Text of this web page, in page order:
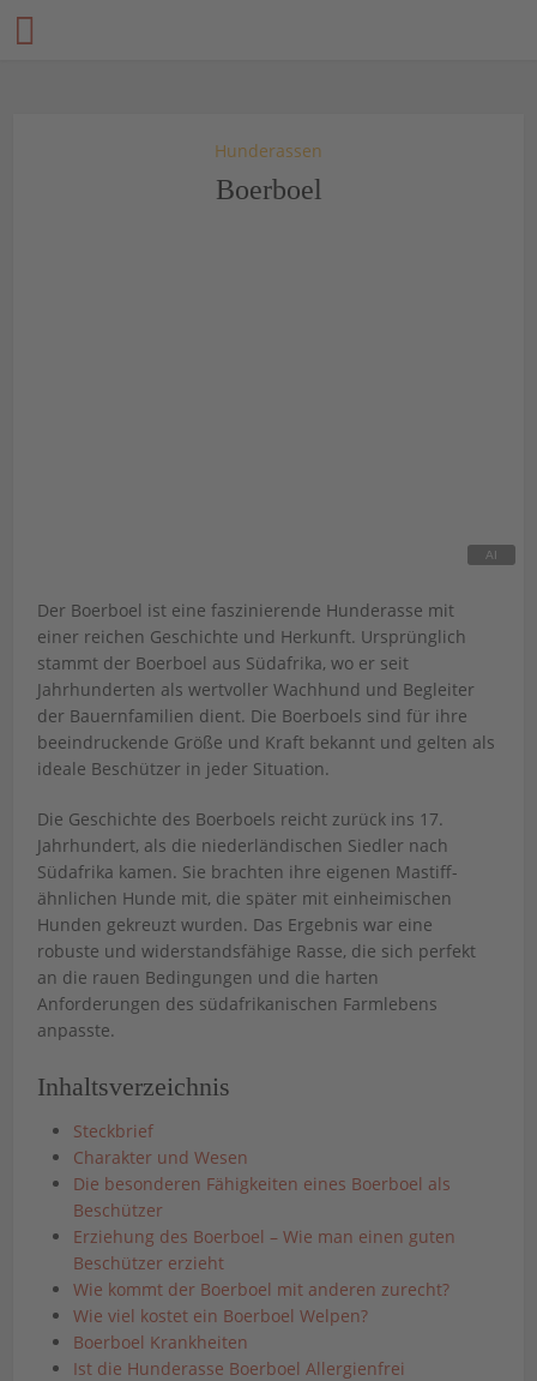
Hunderassen
Boerboel
Der Boerboel ist eine faszinierende Hunderasse mit
einer reichen Geschichte und Herkunft. Ursprünglich
stammt der Boerboel aus Südafrika, wo er seit
Jahrhunderten als wertvoller Wachhund und Begleiter
der Bauernfamilien dient. Die Boerboels sind für ihre
beeindruckende Größe und Kraft bekannt und gelten als
ideale Beschützer in jeder Situation.
Die Geschichte des Boerboels reicht zurück ins 17.
Jahrhundert, als die niederländischen Siedler nach
Südafrika kamen. Sie brachten ihre eigenen Mastiff-
ähnlichen Hunde mit, die später mit einheimischen
Hunden gekreuzt wurden. Das Ergebnis war eine
robuste und widerstandsfähige Rasse, die sich perfekt
an die rauen Bedingungen und die harten
Anforderungen des südafrikanischen Farmlebens
anpasste.
Inhaltsverzeichnis
Steckbrief
Charakter und Wesen
Die besonderen Fähigkeiten eines Boerboel als
Beschützer
Erziehung des Boerboel – Wie man einen guten
Beschützer erzieht
Wie kommt der Boerboel mit anderen zurecht?
Wie viel kostet ein Boerboel Welpen?
Boerboel Krankheiten
Ist die Hunderasse Boerboel Allergienfrei